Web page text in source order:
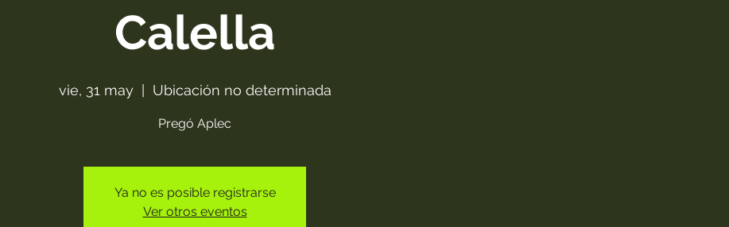
Calella
vie, 31 may
  |
Ubicación no determinada
Pregó Aplec
Ya no es posible registrarse
Ver otros eventos